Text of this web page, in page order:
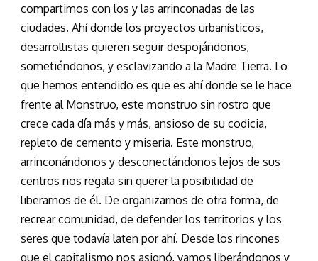
compartimos con los y las arrinconadas de las
ciudades. Ahí donde los proyectos urbanísticos,
desarrollistas quieren seguir despojándonos,
sometiéndonos, y esclavizando a la Madre Tierra. Lo
que hemos entendido es que es ahí donde se le hace
frente al Monstruo, este monstruo sin rostro que
crece cada día más y más, ansioso de su codicia,
repleto de cemento y miseria. Este monstruo,
arrinconándonos y desconectándonos lejos de sus
centros nos regala sin querer la posibilidad de
liberarnos de él. De organizarnos de otra forma, de
recrear comunidad, de defender los territorios y los
seres que todavía laten por ahí. Desde los rincones
que el capitalismo nos asignó, vamos liberándonos y